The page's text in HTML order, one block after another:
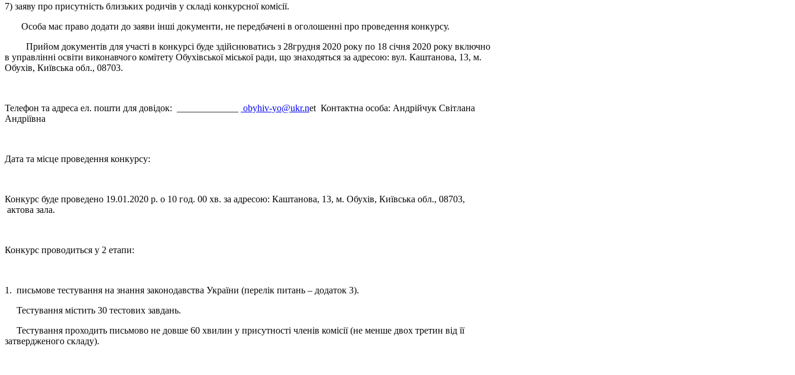
7) заяву про присутність близьких родичів у складі конкурсної комісії.
Особа має право додати до заяви інші документи, не передбачені в оголошенні про проведення конкурсу.
Прийом документів для участі в конкурсі буде здійснюватись з 28грудня 2020 року по 18 січня 2020 року включно
в управлінні освіти виконавчого комітету Обухівської міської ради, що знаходяться за адресою: вул. Каштанова, 13, м.
Обухів, Київська обл., 08703.
Телефон та адреса ел. пошти для довідок: _____________ obyhiv-yo@ukr.net Контактна особа: Андрійчук Світлана
Андріївна
Дата та місце проведення конкурсу:
Конкурс буде проведено 19.01.2020 р. о 10 год. 00 хв. за адресою: Каштанова, 13, м. Обухів, Київська обл., 08703,
актова зала.
Конкурс проводиться у 2 етапи:
1. письмове тестування на знання законодавства України (перелік питань – додаток 3).
Тестування містить 30 тестових завдань.
Тестування проходить письмово не довше 60 хвилин у присутності членів комісії (не менше двох третин від її
затвердженого складу).